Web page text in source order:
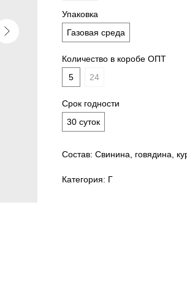
Упаковка
Газовая среда
Количество в коробе ОПТ
5
24
Срок годности
30 суток
Состав: Свинина, говядина,
Категория: Г